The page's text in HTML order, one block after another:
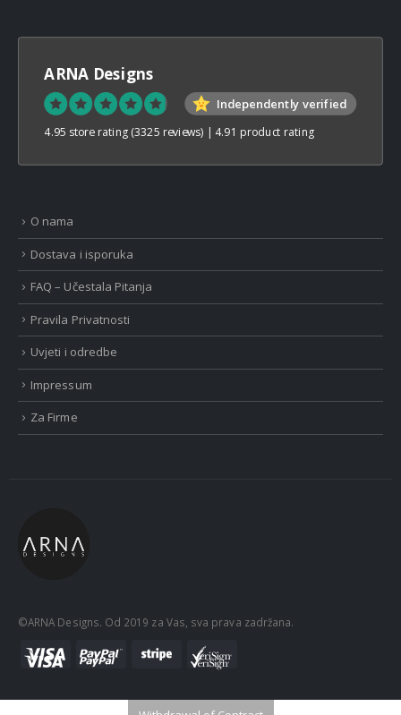
ARNA Designs
Independently verified
4.95 store rating (3325 reviews) | 4.91 product rating
O nama
Dostava i isporuka
FAQ – Učestala Pitanja
Pravila Privatnosti
Uvjeti i odredbe
Impressum
Za Firme
©ARNA Designs. Od 2019 za Vas, sva prava zadržana.